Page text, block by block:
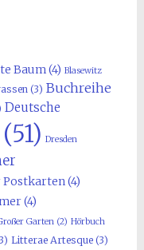
Baum(4) Blasewitz
(3) Buchreihe
Deutsche
(51) Dresden
Postkarten(4)
(4)
Garten(2) Hörbuch
Litterae Artesque(3)